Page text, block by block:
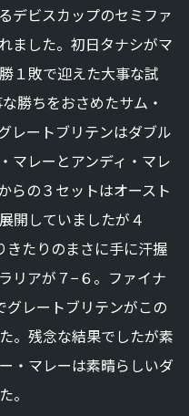
デビスカップのセミファ
ました。初日タナシがマ
１敗で迎えた大事な試
勝ちをおさめたサム・
レートブリテンはダブル
マレーとアンディ・マレ
らの３セットはオースト
開していましたが４
たりのまさに手に汗握
リアが７−６。ファイナ
レートブリテンがこの
。残念な結果でしたが素
・マレーは素晴らしいダ
。